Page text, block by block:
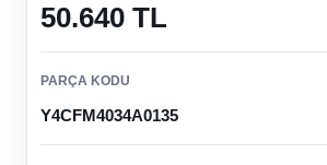
50.640 TL
PARÇA KODU
Y4CFM4034A0135